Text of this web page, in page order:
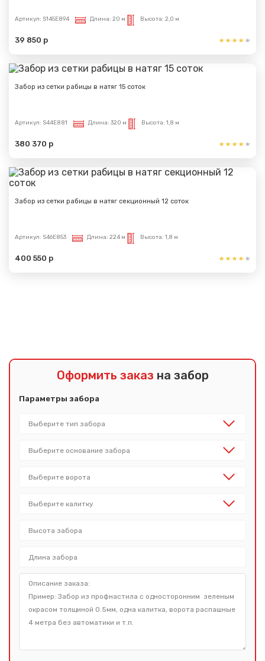
Артикул: S145E894 Длина: 20 м Высота: 2,0 м
39 850 р
Забор из сетки рабицы в натяг 15 соток
Артикул: S44E881 Длина: 320 м Высота: 1,8 м
380 370 р
Забор из сетки рабицы в натяг секционный 12 соток
Артикул: S46E853 Длина: 224 м Высота: 1,8 м
400 550 р
Оформить заказ на забор
Параметры забора